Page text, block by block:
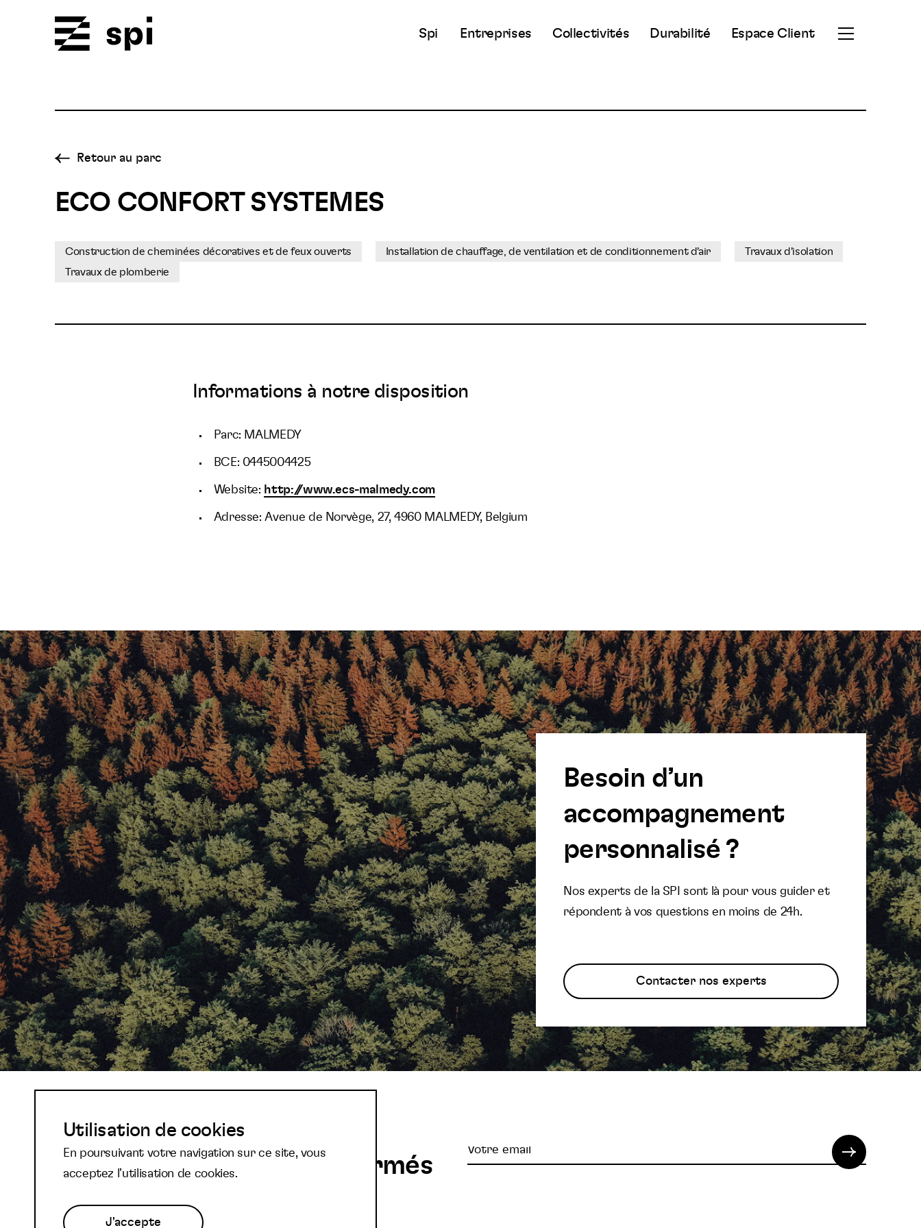
Spi Entreprises Collectivités Durabilité Espace Client
Ouvrir
Retour au parc
ECO CONFORT SYSTEMES
Construction de cheminées décoratives et de feux ouverts Installation de chauffage, de ventilation et de conditionnement d'air
Travaux d'isolation
Travaux de plomberie
Informations à notre disposition
Parc: MALMEDY
BCE: 0445004425
Website: http://www.ecs-malmedy.com
Adresse: Avenue de Norvège, 27, 4960 MALMEDY, Belgium
Besoin d’un
accompagnement
personnalisé ?
Nos experts de la SPI sont là pour vous guider et
répondent à vos questions en moins de 24h.
Contacter nos experts
Abonnez-vous à notre
newsletter et restez informés
Votre
Utilisation de cookies
En poursuivant votre navigation sur ce site, vous
acceptez l’utilisation de cookies.
J'accepte